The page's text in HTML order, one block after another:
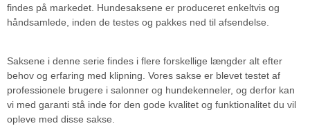
findes på markedet. Hundesaksene er produceret enkeltvis og
håndsamlede, inden de testes og pakkes ned til afsendelse.
Saksene i denne serie findes i flere forskellige længder alt efter
behov og erfaring med klipning. Vores sakse er blevet testet af
professionele brugere i salonner og hundekenneler, og derfor kan
vi med garanti stå inde for den gode kvalitet og funktionalitet du vil
opleve med disse sakse.